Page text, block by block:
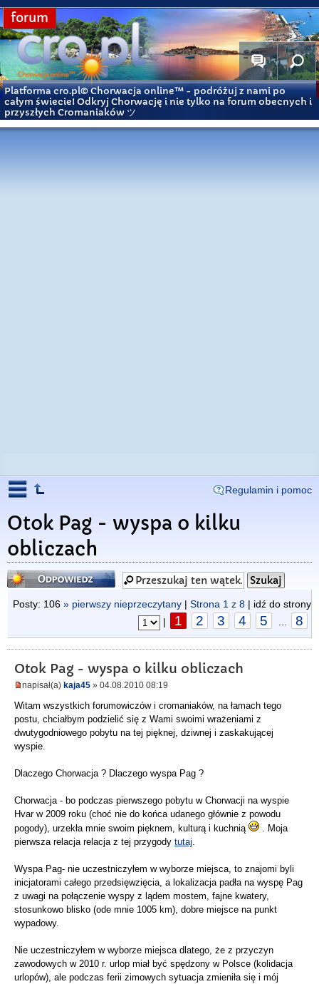
forum
Platforma cro.pl© Chorwacja online™ - podróżuj z nami po
całym świecie! Odkryj Chorwację i nie tylko na forum obecnych i
przyszłych Cromaniaków ツ
Regulamin i pomoc
Otok Pag - wyspa o kilku
obliczach
Odpowiedz
Posty: 106 » pierwszy nieprzeczytany | Strona 1 z 8 | idź do strony
|
1 2 3 4 5 8
Otok Pag - wyspa o kilku obliczach
napisał(a) kaja45 » 04.08.2010 08:19
Witam wszystkich forumowiczów i cromaniaków, na łamach tego
postu, chciałbym podzielić się z Wami swoimi wrażeniami z
dwutygodniowego pobytu na tej pięknej, dziwnej i zaskakującej
wyspie.
Dlaczego Chorwacja ? Dlaczego wyspa Pag ?
Chorwacja - bo podczas pierwszego pobytu w Chorwacji na wyspie
Hvar w 2009 roku (choć nie do końca udanego głównie z powodu
pogody), urzekła mnie swoim pięknem, kulturą i kuchnią
. Moja
pierwsza relacja relacja z tej przygody tutaj.
Wyspa Pag- nie uczestniczyłem w wyborze miejsca, to znajomi byli
inicjatorami całego przedsięwzięcia, a lokalizacja padła na wyspę Pag
z uwagi na połączenie wyspy z lądem mostem, fajne kwatery,
stosunkowo blisko (ode mnie 1005 km), dobre miejsce na punkt
wypadowy.
Nie uczestniczyłem w wyborze miejsca dlatego, że z przyczyn
zawodowych w 2010 r. urlop miał być spędzony w Polsce (kolidacja
urlopów), ale podczas ferii zimowych sytuacja zmieniła się i mój